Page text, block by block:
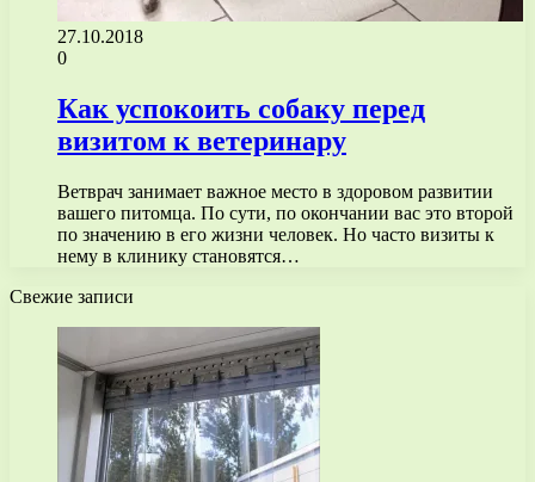
27.10.2018
0
Как успокоить собаку перед
визитом к ветеринару
Ветврач занимает важное место в здоровом развитии
вашего питомца. По сути, по окончании вас это второй
по значению в его жизни человек. Но часто визиты к
нему в клинику становятся…
Свежие записи